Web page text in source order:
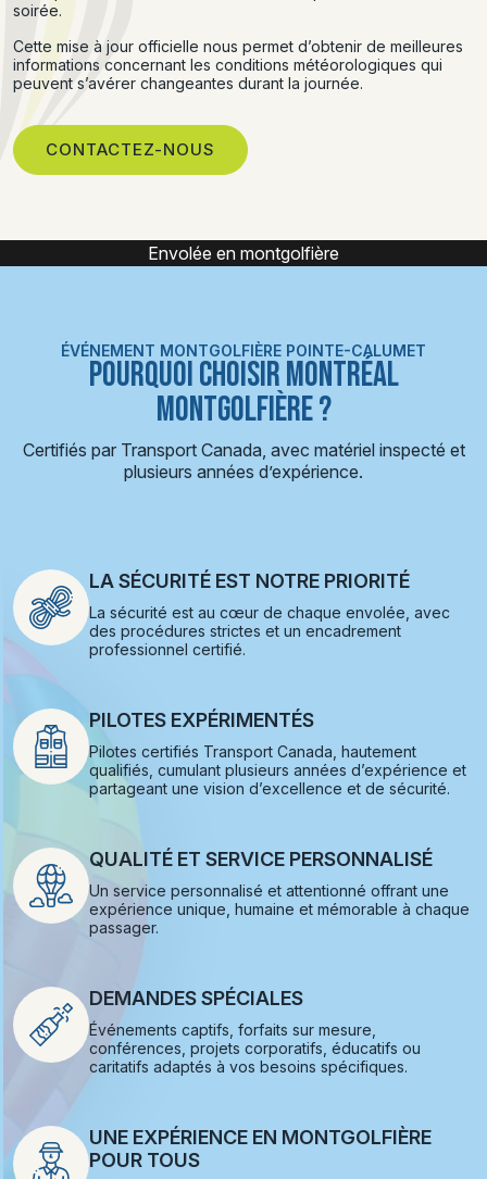
soirée.
Cette mise à jour officielle nous permet d’obtenir de meilleures
informations concernant les conditions météorologiques qui
peuvent s’avérer changeantes durant la journée.
CONTACTEZ-NOUS
Expérience montgolfière
ÉVÉNEMENT MONTGOLFIÈRE POINTE-CALUMET
POURQUOI CHOISIR MONTRÉAL
MONTGOLFIÈRE ?
Certifiés par Transport Canada, avec matériel inspecté et
plusieurs années d’expérience.
LA SÉCURITÉ EST NOTRE PRIORITÉ
La sécurité est au cœur de chaque envolée, avec
des procédures strictes et un encadrement
professionnel certifié.
PILOTES EXPÉRIMENTÉS
Pilotes certifiés Transport Canada, hautement
qualifiés, cumulant plusieurs années d’expérience et
partageant une vision d’excellence et de sécurité.
QUALITÉ ET SERVICE PERSONNALISÉ
Un service personnalisé et attentionné offrant une
expérience unique, humaine et mémorable à chaque
passager.
DEMANDES SPÉCIALES
Événements captifs, forfaits sur mesure,
conférences, projets corporatifs, éducatifs ou
caritatifs adaptés à vos besoins spécifiques.
UNE EXPÉRIENCE EN MONTGOLFIÈRE
POUR TOUS